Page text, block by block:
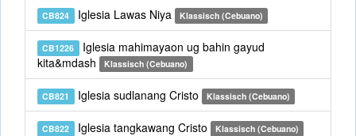
CB824 Iglesia Lawas Niya Klassisch (Cebuano)
CB1226 Iglesia mahimayaon ug bahin gayud
kita&mdash
Klassisch (Cebuano)
CB821 Iglesia sudlanang Cristo Klassisch (Cebuano)
CB822 Iglesia tangkawang Cristo Klassisch (Cebuano)